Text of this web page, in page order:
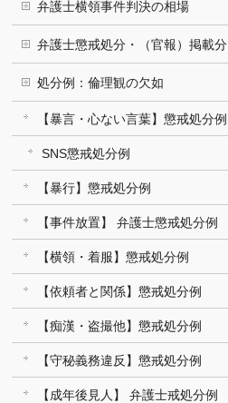
弁護士横領事件判決の相場
弁護士懲戒処分・（官報）掲載分
処分例：倫理観の欠如
【暴言・心ない言葉】懲戒処分例
SNS懲戒処分例
【暴行】懲戒処分例
【事件放置】 弁護士懲戒処分例
【横領・着服】懲戒処分例
【依頼者と関係】懲戒処分例
【痴漢・盗撮他】懲戒処分例
【守秘義務違反】懲戒処分例
【成年後見人】 弁護士戒処分例